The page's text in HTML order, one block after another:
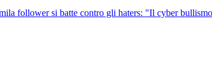
follower si batte contro gli haters: "Il cyber